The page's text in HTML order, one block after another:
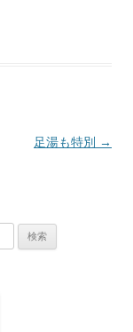
足湯も特別 →